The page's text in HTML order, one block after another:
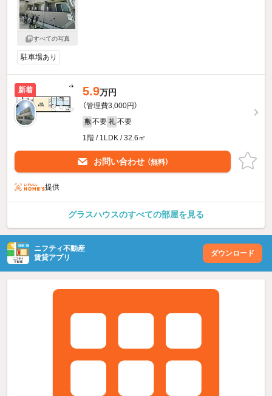
すべての写真
駐車場あり
新着 5.9万円
（管理費3,000円）
敷 不要 礼 不要
1階 / 1LDK / 32.6㎡
お問い合わせ （無料）
提供
グラスハウスのすべての部屋を見る
ニフティ不動産
賃貸アプリ
ダウンロード